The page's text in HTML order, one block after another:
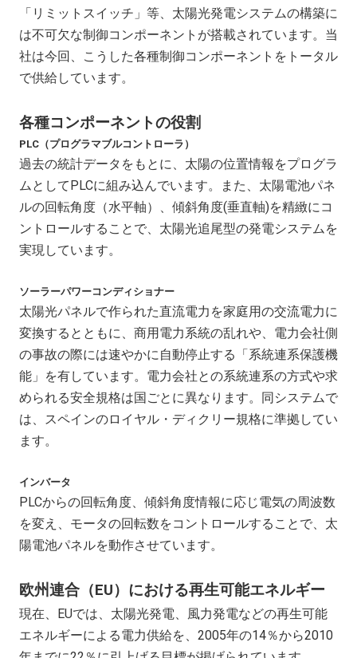
「リミットスイッチ」等、太陽光発電システムの構築に
は不可欠な制御コンポーネントが搭載されています。当
社は今回、こうした各種制御コンポーネントをトータル
で供給しています。
各種コンポーネントの役割
PLC（プログラマブルコントローラ）
過去の統計データをもとに、太陽の位置情報をプログラ
ムとしてPLCに組み込んでいます。また、太陽電池パネ
ルの回転角度（水平軸）、傾斜角度(垂直軸)を精緻にコ
ントロールすることで、太陽光追尾型の発電システムを
実現しています。
ソーラーパワーコンディショナー
太陽光パネルで作られた直流電力を家庭用の交流電力に
変換するとともに、商用電力系統の乱れや、電力会社側
の事故の際には速やかに自動停止する「系統連系保護機
能」を有しています。電力会社との系統連系の方式や求
められる安全規格は国ごとに異なります。同システムで
は、スペインのロイヤル・ディクリー規格に準拠してい
ます。
インバータ
PLCからの回転角度、傾斜角度情報に応じ電気の周波数
を変え、モータの回転数をコントロールすることで、太
陽電池パネルを動作させています。
欧州連合（EU）における再生可能エネルギー
現在、EUでは、太陽光発電、風力発電などの再生可能
エネルギーによる電力供給を、2005年の14％から2010